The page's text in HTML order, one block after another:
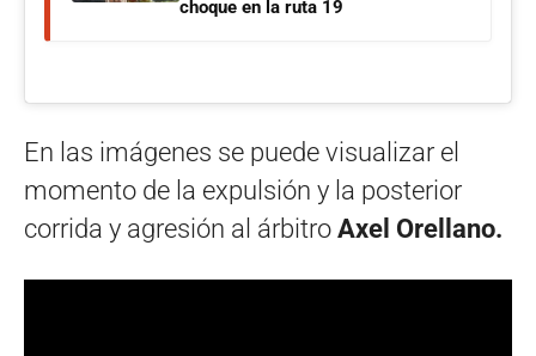
choque en la ruta 19
En las imágenes se puede visualizar el
momento de la expulsión y la posterior
corrida y agresión al árbitro Axel Orellano.